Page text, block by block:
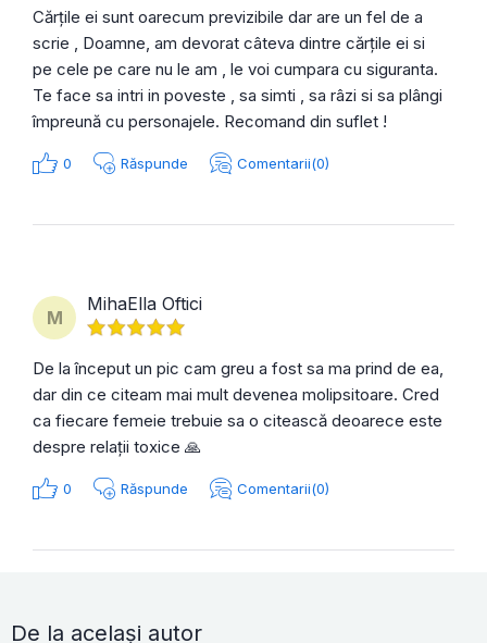
Cărțile ei sunt oarecum previzibile dar are un fel de a
scrie , Doamne, am devorat câteva dintre cărțile ei si
pe cele pe care nu le am , le voi cumpara cu siguranta.
Te face sa intri in poveste , sa simti , sa râzi si sa plângi
împreună cu personajele. Recomand din suflet !
0 Răspunde Comentarii(0)
M
MihaElla Oftici
De la început un pic cam greu a fost sa ma prind de ea,
dar din ce citeam mai mult devenea molipsitoare. Cred
ca fiecare femeie trebuie sa o citească deoarece este
despre relații toxice 🙏
0 Răspunde Comentarii(0)
De la același autor